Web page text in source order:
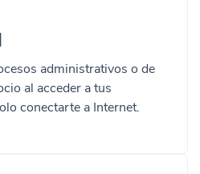
administrativos o de
al acceder a tus
conectarte a Internet.